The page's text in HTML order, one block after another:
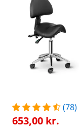
(78)
653,00 kr.